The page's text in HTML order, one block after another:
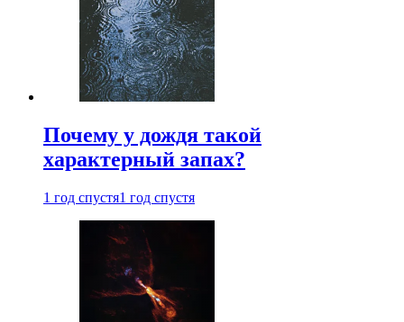
Почему у дождя такой
характерный запах?
1 год спустя1 год спустя